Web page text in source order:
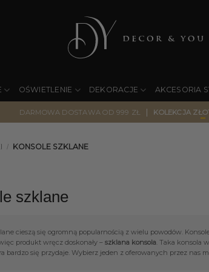
OŚWIETLENIE DEKORACJE AKCESORIA
DARMOWA DOSTAWA OD 999 ZŁ | KOLEKCJA
/ KONSOLE SZKLANE
szklane
cieszą się ogromną popularnością z wielu powodów.
produkt wręcz doskonały – szklana konsola. Taka konsola
bardzo się przydaje. Wybierz jeden z oferowanych przez nas